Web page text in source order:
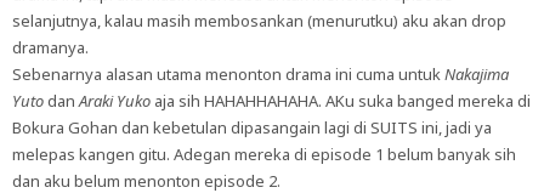
selanjutnya, kalau masih membosankan (menurutku) aku akan drop
dramanya.
Sebenarnya alasan utama menonton drama ini cuma untukNakajima
YutodanAraki Yuko aja sih HAHAHHAHAHA. AKu suka banged mereka di
Bokura Gohan dan kebetulan dipasangain lagi di SUITS ini, jadi ya
melepas kangen gitu. Adegan mereka di episode 1 belum banyak sih
dan aku belum menonton episode 2.